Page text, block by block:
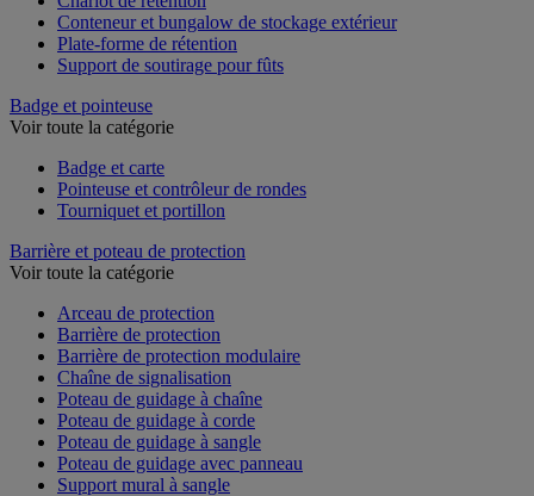
Conteneur et bungalow de stockage extérieur
Plate-forme de rétention
Support de soutirage pour fûts
Badge et pointeuse
Voir toute la catégorie
Badge et carte
Pointeuse et contrôleur de rondes
Tourniquet et portillon
Barrière et poteau de protection
Voir toute la catégorie
Arceau de protection
Barrière de protection
Barrière de protection modulaire
Chaîne de signalisation
Poteau de guidage à chaîne
Poteau de guidage à corde
Poteau de guidage à sangle
Poteau de guidage avec panneau
Support mural à sangle